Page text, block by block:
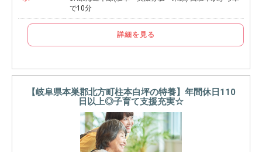
で10分
詳細を見る
【岐阜県本巣郡北方町柱本白坪の特養】年間休日110
日以上◎子育て支援充実☆